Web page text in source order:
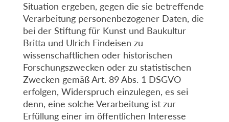
Situation ergeben, gegen die sie betreffende
Verarbeitung personenbezogener Daten, die
bei der Stiftung für Kunst und Baukultur
Britta und Ulrich Findeisen zu
wissenschaftlichen oder historischen
Forschungszwecken oder zu statistischen
Zwecken gemäß Art. 89 Abs. 1 DSGVO
erfolgen, Widerspruch einzulegen, es sei
denn, eine solche Verarbeitung ist zur
Erfüllung einer im öffentlichen Interesse